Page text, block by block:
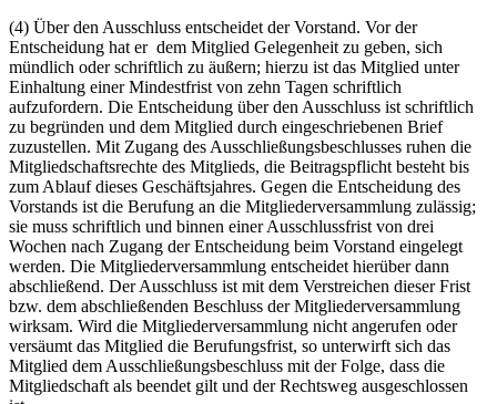
(4) Über den Ausschluss entscheidet der Vorstand. Vor der
Entscheidung hat er dem Mitglied Gelegenheit zu geben, sich
mündlich oder schriftlich zu äußern; hierzu ist das Mitglied unter
Einhaltung einer Mindestfrist von zehn Tagen schriftlich
aufzufordern. Die Entscheidung über den Ausschluss ist schriftlich
zu begründen und dem Mitglied durch eingeschriebenen Brief
zuzustellen. Mit Zugang des Ausschließungsbeschlusses ruhen die
Mitgliedschaftsrechte des Mitglieds, die Beitragspflicht besteht bis
zum Ablauf dieses Geschäftsjahres. Gegen die Entscheidung des
Vorstands ist die Berufung an die Mitgliederversammlung zulässig;
sie muss schriftlich und binnen einer Ausschlussfrist von drei
Wochen nach Zugang der Entscheidung beim Vorstand eingelegt
werden. Die Mitgliederversammlung entscheidet hierüber dann
abschließend. Der Ausschluss ist mit dem Verstreichen dieser Frist
bzw. dem abschließenden Beschluss der Mitgliederversammlung
wirksam. Wird die Mitgliederversammlung nicht angerufen oder
versäumt das Mitglied die Berufungsfrist, so unterwirft sich das
Mitglied dem Ausschließungsbeschluss mit der Folge, dass die
Mitgliedschaft als beendet gilt und der Rechtsweg ausgeschlossen